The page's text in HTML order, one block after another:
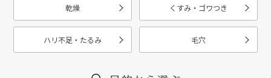
乾燥 くすみ・ゴワつき
ハリ不足・たるみ 毛穴